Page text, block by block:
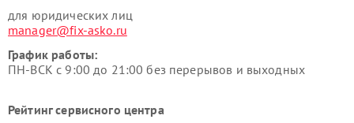
для юридических лиц
manager@fix-asko.ru
График работы:
ПН-ВСК с 9:00 до 21:00 без перерывов и выходных
Рейтинг сервисного центра